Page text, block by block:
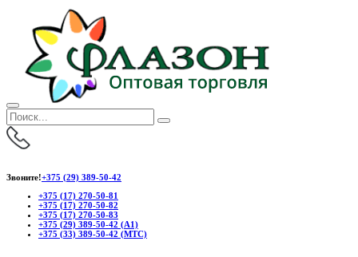
Звоните!+375 (29) 389-50-42
+375 (17) 270-50-81
+375 (17) 270-50-82
+375 (17) 270-50-83
+375 (29) 389-50-42 (А1)
+375 (33) 389-50-42 (МТС)